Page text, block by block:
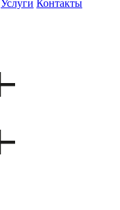
Услуги Контакты